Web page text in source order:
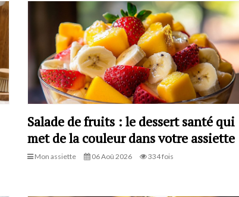
Salade de fruits : le dessert santé qui
met de la couleur dans votre assiette
Mon assiette 06 Aoû 2026 334 fois